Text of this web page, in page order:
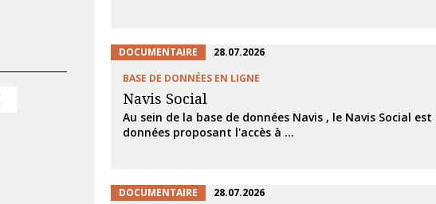
DOCUMENTAIRE
28.07.2026
BASE DE DONNÉES EN LIGNE
Navis Social
Au sein de la base de données Navis , le Navis Social est
données proposant l'accès à ...
DOCUMENTAIRE
28.07.2026